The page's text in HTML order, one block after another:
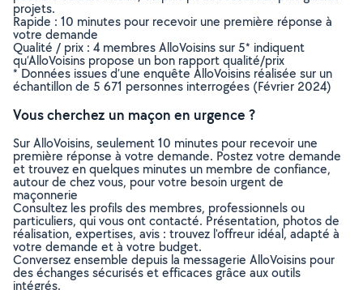
projets.
Rapide : 10 minutes pour recevoir une première réponse à
votre demande
Qualité / prix : 4 membres AlloVoisins sur 5* indiquent
qu’AlloVoisins propose un bon rapport qualité/prix
* Données issues d’une enquête AlloVoisins réalisée sur un
échantillon de 5 671 personnes interrogées (Février 2024)
Vous cherchez un maçon en urgence ?
Sur AlloVoisins, seulement 10 minutes pour recevoir une
première réponse à votre demande. Postez votre demande
et trouvez en quelques minutes un membre de confiance,
autour de chez vous, pour votre besoin urgent de
maçonnerie
Consultez les profils des membres, professionnels ou
particuliers, qui vous ont contacté. Présentation, photos de
réalisation, expertises, avis : trouvez l'offreur idéal, adapté à
votre demande et à votre budget.
Conversez ensemble depuis la messagerie AlloVoisins pour
des échanges sécurisés et efficaces grâce aux outils
intégrés.